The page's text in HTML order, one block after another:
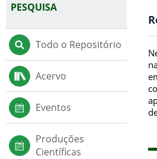
PESQUISA
Todo o Repositório
Acervo
Eventos
Produções
Científicas